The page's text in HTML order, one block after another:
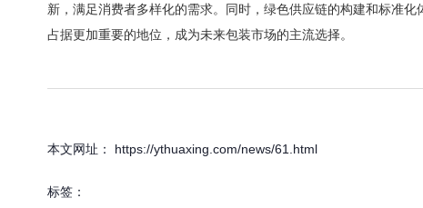
新，满足消费者多样化的需求。同时，绿色供应链的构建和标准
占据更加重要的地位，成为未来包装市场的主流选择。
本文网址： https://ythuaxing.com/news/61.html
标签：